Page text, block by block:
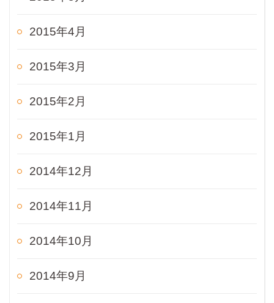
2015年4月
2015年3月
2015年2月
2015年1月
2014年12月
2014年11月
2014年10月
2014年9月